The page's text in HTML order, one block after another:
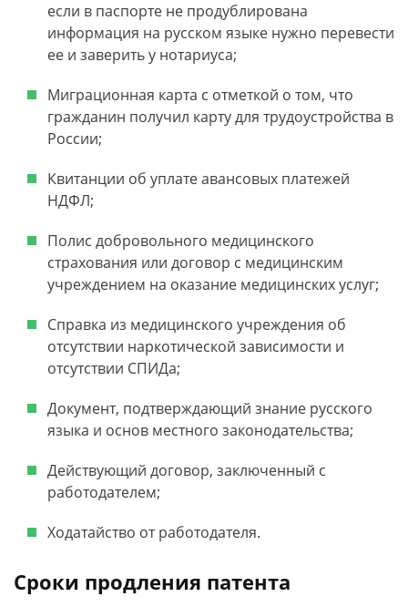
если в паспорте не продублирована
информация на русском языке нужно перевести
ее и заверить у нотариуса;
Миграционная карта с отметкой о том, что
гражданин получил карту для трудоустройства в
России;
Квитанции об уплате авансовых платежей
НДФЛ;
Полис добровольного медицинского
страхования или договор с медицинским
учреждением на оказание медицинских услуг;
Справка из медицинского учреждения об
отсутствии наркотической зависимости и
отсутствии СПИДа;
Документ, подтверждающий знание русского
языка и основ местного законодательства;
Действующий договор, заключенный с
работодателем;
Ходатайство от работодателя.
Сроки продления патента